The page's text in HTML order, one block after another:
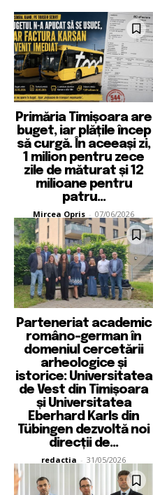
Primăria Timișoara are
buget, iar plățile încep
să curgă. În aceeași zi,
1 milion pentru zece
zile de măturat și 12
milioane pentru
patru...
Mircea Opris - 07/06/2026
Parteneriat academic
româno-german în
domeniul cercetării
arheologice și
istorice: Universitatea
de Vest din Timișoara
și Universitatea
Eberhard Karls din
Tübingen dezvoltă noi
direcții de...
redactia - 31/05/2026